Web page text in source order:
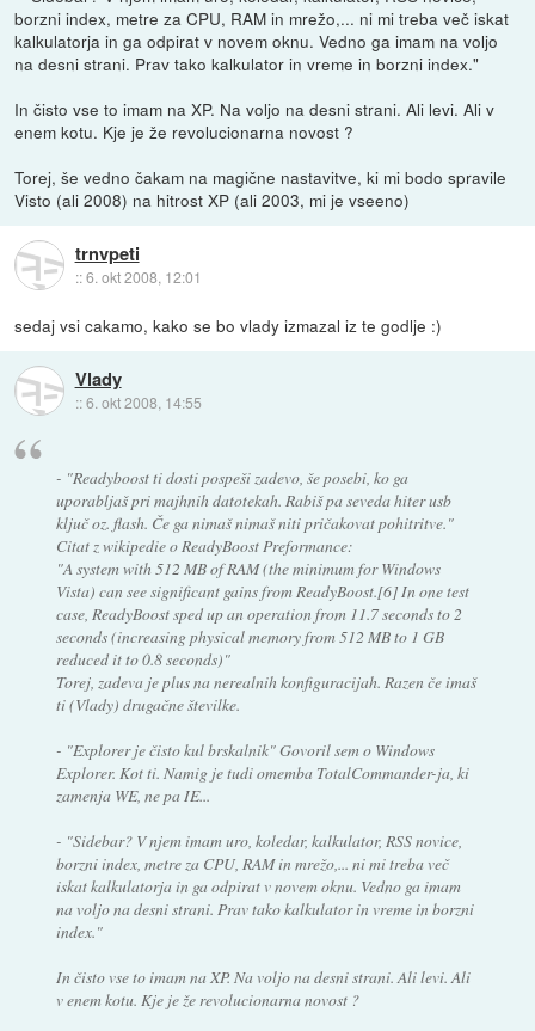
borzni index, metre za CPU, RAM in mrežo,... ni mi treba več iskat
kalkulatorja in ga odpirat v novem oknu. Vedno ga imam na voljo
na desni strani. Prav tako kalkulator in vreme in borzni index."
In čisto vse to imam na XP. Na voljo na desni strani. Ali levi. Ali v
enem kotu. Kje je že revolucionarna novost ?
Torej, še vedno čakam na magične nastavitve, ki mi bodo spravile
Visto (ali 2008) na hitrost XP (ali 2003, mi je vseeno)
trnvpeti
::6. okt 2008, 12:01
sedaj vsi cakamo, kako se bo vlady izmazal iz te godlje :)
Vlady
::6. okt 2008, 14:55
- "Readyboost ti dosti pospeši zadevo, še posebi, ko ga
uporabljaš pri majhnih datotekah. Rabiš pa seveda hiter usb
ključ oz. flash. Če ga nimaš nimaš niti pričakovat pohitritve."
Citat z wikipedie o ReadyBoost Preformance:
"A system with 512 MB of RAM (the minimum for Windows
Vista) can see significant gains from ReadyBoost.[6] In one test
case, ReadyBoost sped up an operation from 11.7 seconds to 2
seconds (increasing physical memory from 512 MB to 1 GB
reduced it to 0.8 seconds)"
Torej, zadeva je plus na nerealnih konfiguracijah. Razen če imaš
ti (Vlady) drugačne številke.
- "Explorer je čisto kul brskalnik" Govoril sem o Windows
Explorer. Kot ti. Namig je tudi omemba TotalCommander-ja, ki
zamenja WE, ne pa IE...
- "Sidebar? V njem imam uro, koledar, kalkulator, RSS novice,
borzni index, metre za CPU, RAM in mrežo,... ni mi treba več
iskat kalkulatorja in ga odpirat v novem oknu. Vedno ga imam
na voljo na desni strani. Prav tako kalkulator in vreme in borzni
index."
In čisto vse to imam na XP. Na voljo na desni strani. Ali levi. Ali
v enem kotu. Kje je že revolucionarna novost ?